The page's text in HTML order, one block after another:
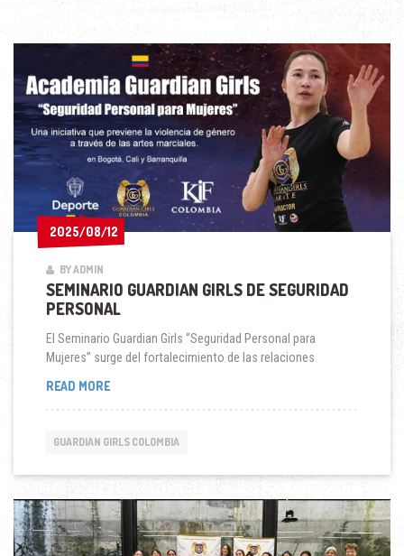
2025/08/12
2025/08/12
BY ADMIN
SEMINARIO GUARDIAN GIRLS DE SEGURIDAD
PERSONAL
El Seminario Guardian Girls “Seguridad Personal para
Mujeres” surge del fortalecimiento de las relaciones
READ MORESEMINARIO
DE
PERSONAL
GUARDIAN GIRLS COLOMBIA